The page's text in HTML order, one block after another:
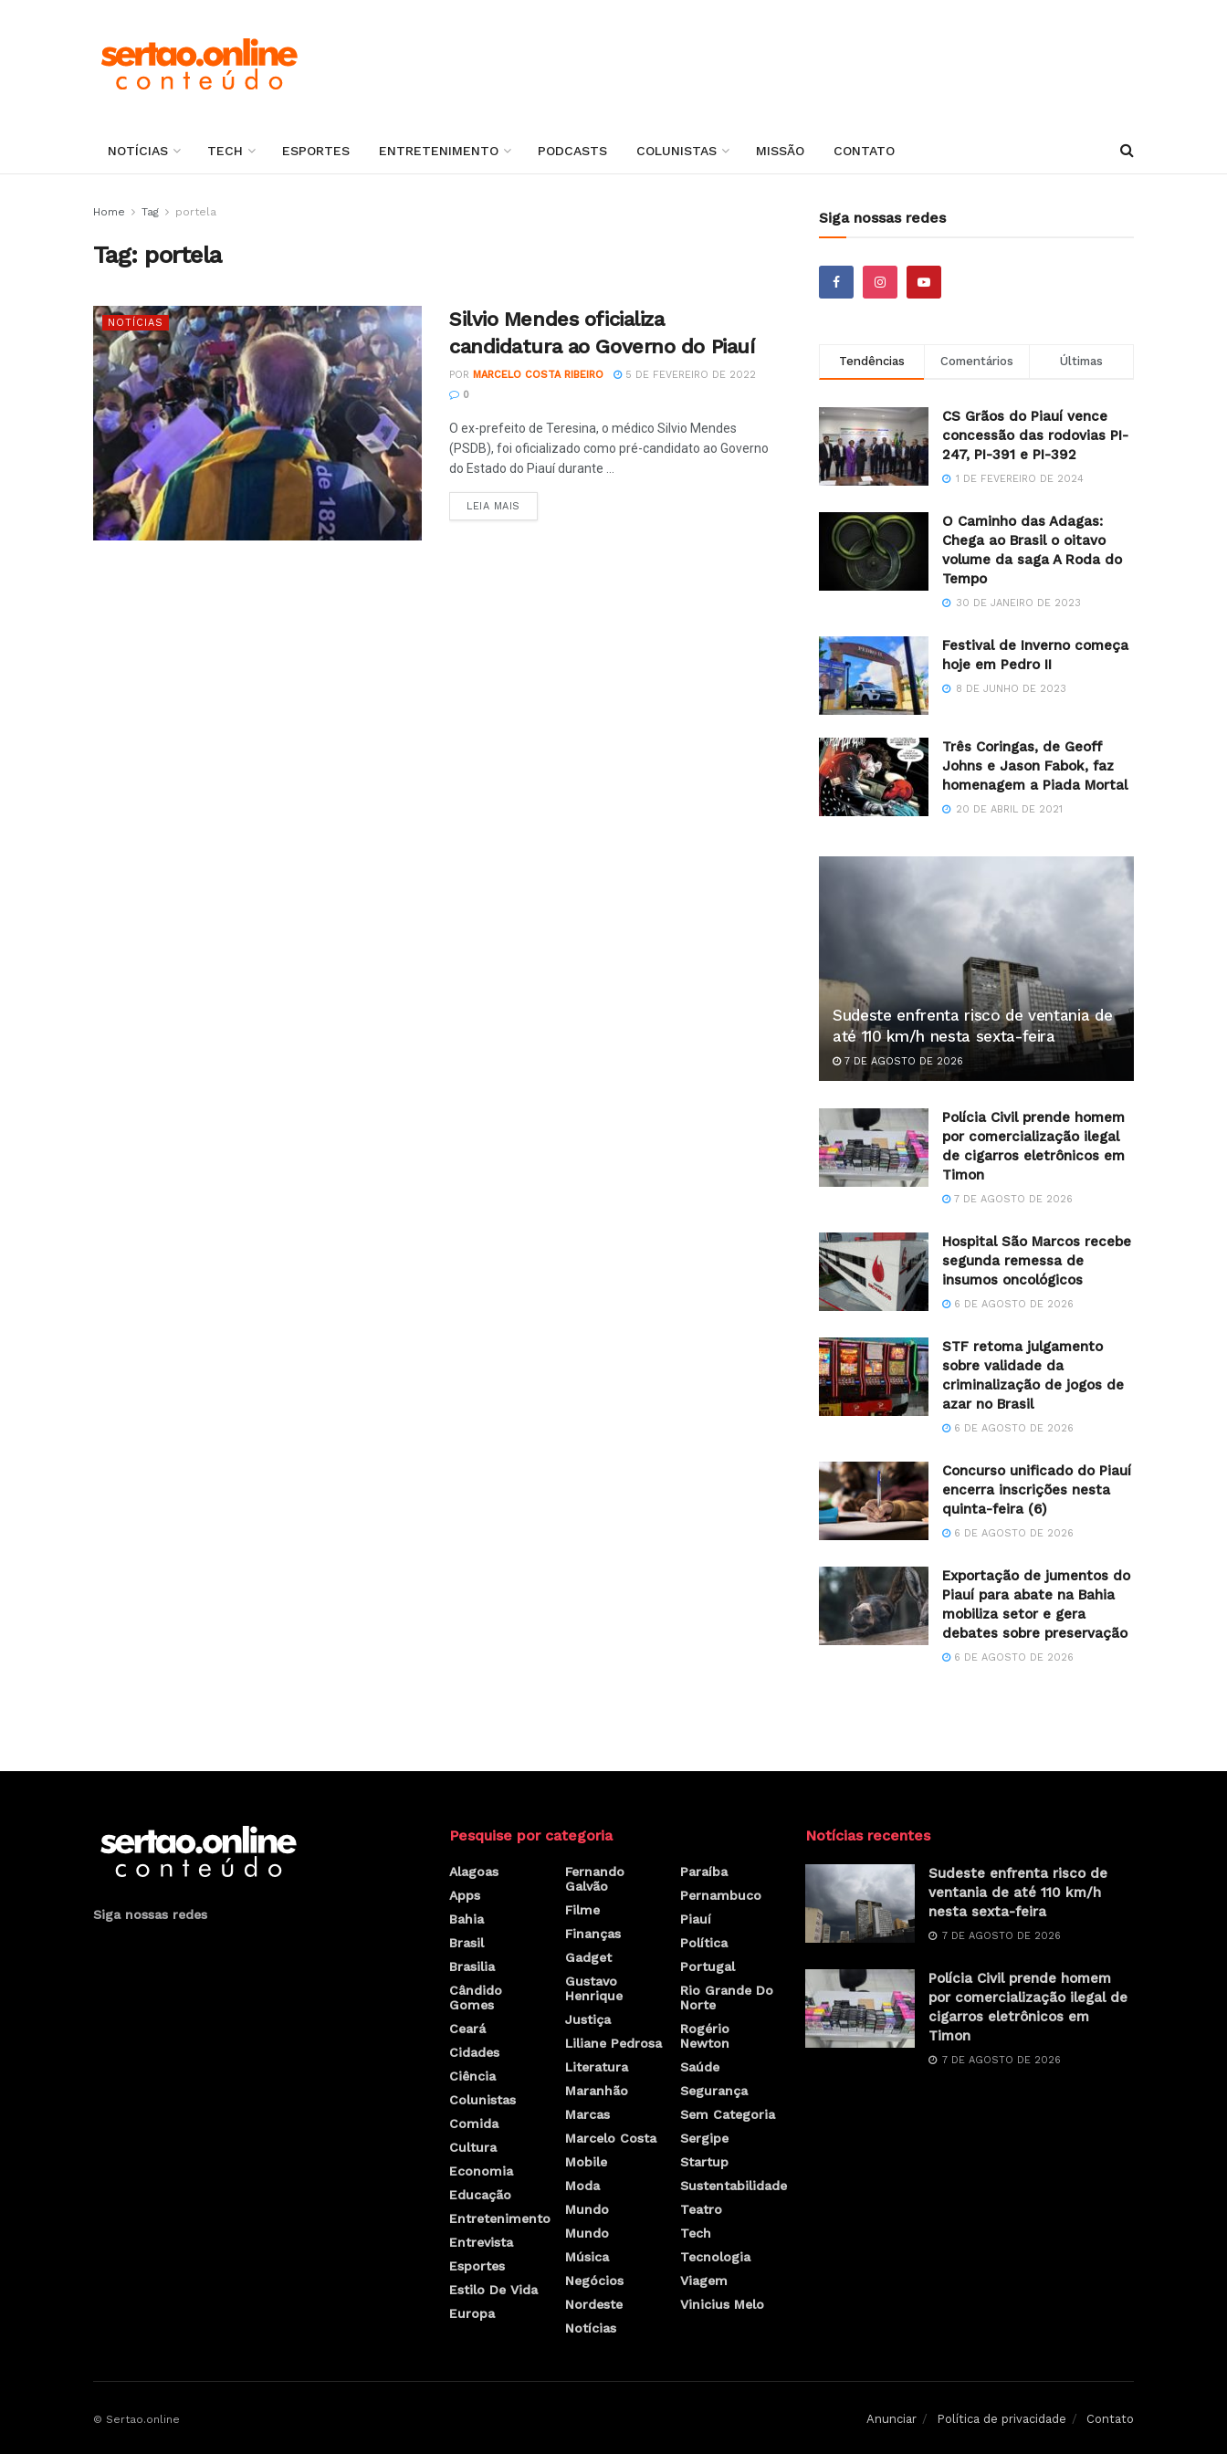
NOTÍCIAS TECH ESPORTES ENTRETENIMENTO PODCASTS COLUNISTAS MISSÃO CONTATO
Home Tag portela
Tag: portela
NOTÍCIAS
Silvio Mendes oficializa
candidatura ao Governo do Piauí
POR MARCELO COSTA RIBEIRO
5 DE FEVEREIRO DE 2022
0
O ex-prefeito de Teresina, o médico Silvio Mendes
(PSDB), foi oficializado como pré-candidato ao Governo
do Estado do Piauí durante ...
LEIA MAIS
Siga nossas redes
Tendências Comentários Últimas
CS Grãos do Piauí vence
concessão das rodovias PI-
247, PI-391 e PI-392
1 DE FEVEREIRO DE 2024
O Caminho das Adagas:
Chega ao Brasil o oitavo
volume da saga A Roda do
Tempo
30 DE JANEIRO DE 2023
Festival de Inverno começa
hoje em Pedro II
8 DE JUNHO DE 2023
Três Coringas, de Geoff
Johns e Jason Fabok, faz
homenagem a Piada Mortal
20 DE ABRIL DE 2021
Sudeste enfrenta risco de ventania de
até 110 km/h nesta sexta-feira
7 DE AGOSTO DE 2026
Polícia Civil prende homem
por comercialização ilegal
de cigarros eletrônicos em
Timon
7 DE AGOSTO DE 2026
Hospital São Marcos recebe
segunda remessa de
insumos oncológicos
6 DE AGOSTO DE 2026
STF retoma julgamento
sobre validade da
criminalização de jogos de
azar no Brasil
6 DE AGOSTO DE 2026
Concurso unificado do Piauí
encerra inscrições nesta
quinta-feira (6)
6 DE AGOSTO DE 2026
Exportação de jumentos do
Piauí para abate na Bahia
mobiliza setor e gera
debates sobre preservação
6 DE AGOSTO DE 2026
Siga nossas redes
Pesquise por categoria
Alagoas
Apps
Bahia
Brasil
Brasilia
Cândido
Gomes
Ceará
Cidades
Ciência
Colunistas
Comida
Cultura
Economia
Educação
Entretenimento
Entrevista
Esportes
Estilo De Vida
Europa
Fernando
Galvão
Filme
Finanças
Gadget
Gustavo
Henrique
Justiça
Liliane Pedrosa
Literatura
Maranhão
Marcas
Marcelo Costa
Mobile
Moda
Mundo
Mundo
Música
Negócios
Nordeste
Notícias
Paraíba
Pernambuco
Piauí
Política
Portugal
Rio Grande Do
Norte
Rogério
Newton
Saúde
Segurança
Sem Categoria
Sergipe
Startup
Sustentabilidade
Teatro
Tech
Tecnologia
Viagem
Vinicius Melo
Notícias recentes
Sudeste enfrenta risco de
ventania de até 110 km/h
nesta sexta-feira
7 DE AGOSTO DE 2026
Polícia Civil prende homem
por comercialização ilegal de
cigarros eletrônicos em
Timon
7 DE AGOSTO DE 2026
Anunciar Política de privacidade Contato
© Sertao.online